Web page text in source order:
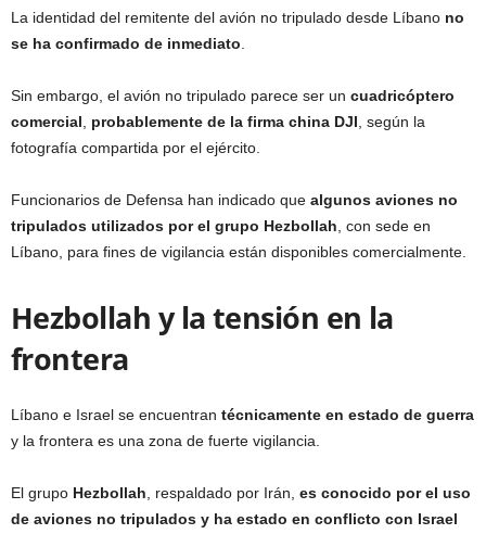
La identidad del remitente del avión no tripulado desde Líbano no
se ha confirmado de inmediato.
Sin embargo, el avión no tripulado parece ser un cuadricóptero
comercial, probablemente de la firma china DJI, según la
fotografía compartida por el ejército.
Funcionarios de Defensa han indicado que algunos aviones no
tripulados utilizados por el grupo Hezbollah, con sede en
Líbano, para fines de vigilancia están disponibles comercialmente.
Hezbollah y la tensión en la
frontera
Líbano e Israel se encuentran técnicamente en estado de guerra
y la frontera es una zona de fuerte vigilancia.
El grupo Hezbollah, respaldado por Irán, es conocido por el uso
de aviones no tripulados y ha estado en conflicto con Israel